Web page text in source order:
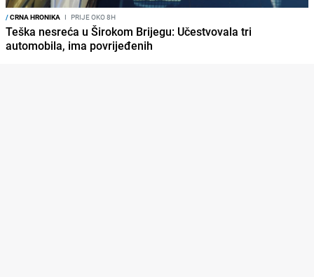
/CRNA HRONIKA I PRIJE OKO 8H
Teška nesreća u Širokom Brijegu: Učestvovala tri
automobila, ima povrijeđenih